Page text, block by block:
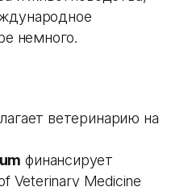
немного.
ветеринарию на
финансирует
Veterinary Medicine